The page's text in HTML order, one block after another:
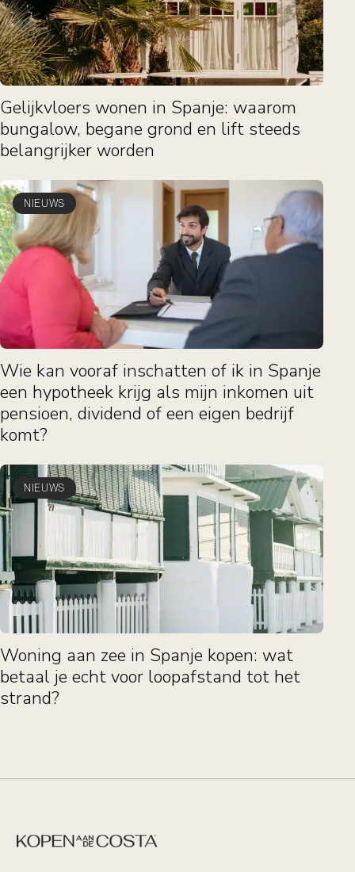
Gelijkvloers wonen in Spanje: waarom
bungalow, begane grond en lift steeds
belangrijker worden
NIEUWS
Wie kan vooraf inschatten of ik in Spanje
een hypotheek krijg als mijn inkomen uit
pensioen, dividend of een eigen bedrijf
komt?
NIEUWS
Woning aan zee in Spanje kopen: wat
betaal je echt voor loopafstand tot het
strand?